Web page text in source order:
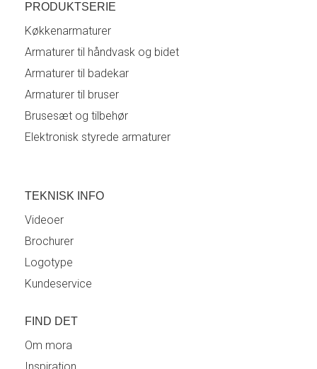
PRODUKTSERIE
Køkkenarmaturer
Armaturer til håndvask og bidet
Armaturer til badekar
Armaturer til bruser
Brusesæt og tilbehør
Elektronisk styrede armaturer
TEKNISK INFO
Videoer
Brochurer
Logotype
Kundeservice
FIND DET
Om mora